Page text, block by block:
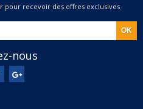
pour recevoir des offres exclusives
nous